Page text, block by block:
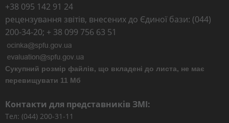
+38 095 142 91 24
рецензування звітів, внесених до Єдиної бази: (044)
200-34-20; + 38 099 756 63 51
Сукупний розмір файлів, що вкладені до листа, не має
перевищувати 11 Мб
Контакти для представників ЗМІ:
Тел: (044) 200-31-11